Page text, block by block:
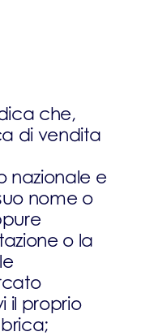
che,
di vendita
nazionale e
nome o
o la
il proprio